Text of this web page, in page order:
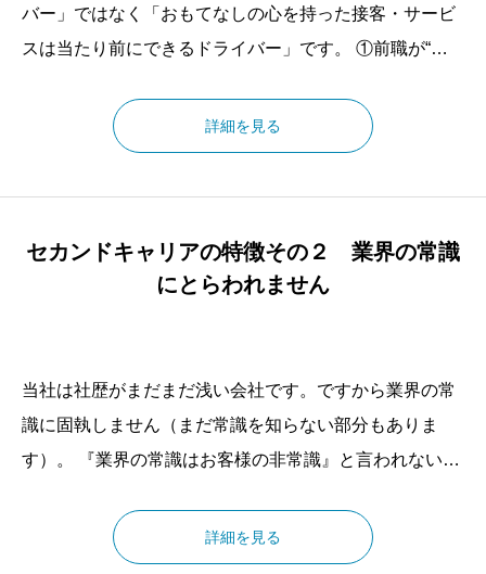
バー」ではなく「おもてなしの心を持った接客・サービ
スは当たり前にできるドライバー」です。 ①前職が“営
自分達が運ぶのは“荷物”ではなく、“お客様の満足”です。
③“時間厳守”は当社のウリではなく、当たり前の事で
ー達です。
詳細を見る
セカンドキャリアの特徴その２ 業界の常識
にとらわれません
当社は社歴がまだまだ浅い会社です。ですから業界の常
識に固執しません（まだ常識を知らない部分もありま
す）。 『業界の常識はお客様の非常識』と言われないよ
送の仕事ではなく他の作業を行なう事もしばしばありま
す。 （ケータリング業務や選挙ポスター貼付作業など）
詳細を見る